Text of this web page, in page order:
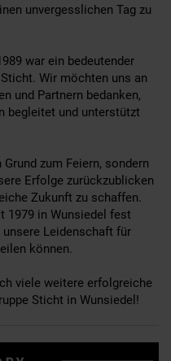
unvergesslichen Tag zu
war ein bedeutender
Wir möchten uns an
und Partnern bedanken,
begleitet und unterstützt
zum Feiern, sondern
Erfolge zurückzublicken
Zukunft zu schaffen.
1979 in Wunsiedel fest
Leidenschaft für
können.
viele weitere erfolgreiche
Sticht in Wunsiedel!